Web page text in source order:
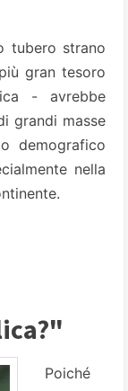
tubero strano
gran tesoro
- avrebbe
grandi masse
demografico
nella
Poiché